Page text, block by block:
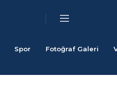
Spor Fotoğraf Galeri